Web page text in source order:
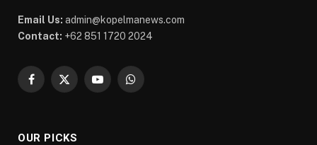
Email Us: admin@kopelmanews.com
Contact: +62 851 1720 2024
Facebook
X
YouTubeWhatsApp
OUR PICKS